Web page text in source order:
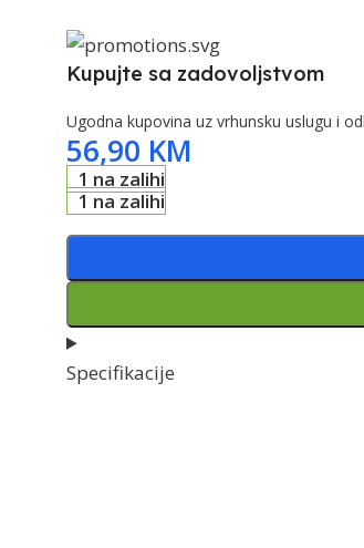
Kupujte sa zadovoljstvom
Ugodna kupovina uz vrhunsku uslugu i
56,90 KM
1 na zalihi
1 na zalihi
Specifikacije